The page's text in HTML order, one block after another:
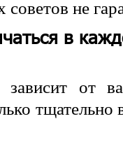
не
в
от